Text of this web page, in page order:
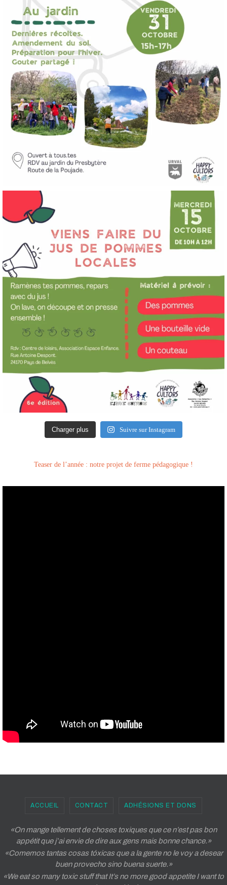
Charger plus Suivre sur Instagram
Teaser de l’année : notre projet de ferme pédagogique !
ACCUEIL CONTACT ADHÉSIONS ET DONS
«On mange tellement de choses toxiques que ce n’est pas bon
appétit que j’ai envie de dire aux gens mais bonne chance.»
«Comemos tantas cosas tóxicas que a la gente no le voy a desear
buen provecho sino buena suerte.»
«We eat so many toxic stuff that It’s no more good appetite I want to